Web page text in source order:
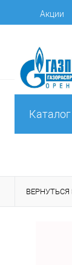
Акции
ВЕРНУТЬСЯ